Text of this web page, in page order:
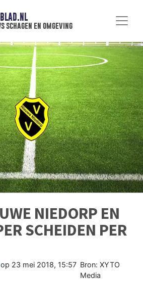
en omgeving
NIEDORP EN
SCHEIDEN PER
op 23 mei 2018, 15:57 Bron: XYTO
Media